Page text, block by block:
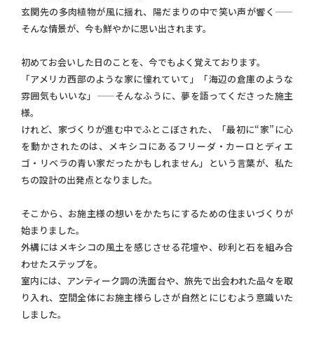
玄関先の多肉植物が風に揺れ、陽だまりの中で笑い声が響く——
そんな情景が、今も鮮やかに思い出されます。
初めてお会いした日のことを、今でもよく覚えております。
「アメリカ西部のような家に憧れていて」「海辺の倉庫のような
雰囲気もいいな」——そんなふうに、夢を語ってくださった施主
様。
けれど、家づくりが進む中でふとこぼされた、「最初に“家”に心
を動かされたのは、メキシコにあるフリーダ・カーロとディエ
ゴ・リベラの青い家だったかもしれません」という言葉が、私た
ちの設計の出発点となりました。
そこから、お施主様の想いをかたちにするための住まいづくりが
始まりました。
外構にはメキシコの風土を感じさせる花壇や、砂利と石を組み合
わせたステップを。
室内には、アンティーク調の洗面台や、旅先で出会われた品々を取
り入れ、空間全体にお施主様らしさが自然とにじむよう意識いた
しました。